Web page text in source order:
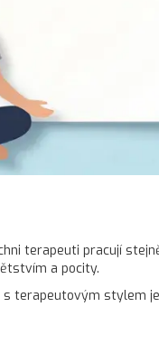
terapeuti pracují
a pocity.
terapeutovým stylem